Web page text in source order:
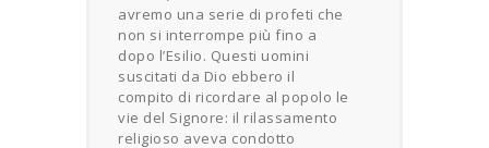
avremo una serie di profeti che
non si interrompe più fino a
dopo l’Esilio. Questi uomini
suscitati da Dio ebbero il
compito di ricordare al popolo le
vie del Signore: il rilassamento
religioso aveva condotto